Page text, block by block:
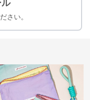
さい。